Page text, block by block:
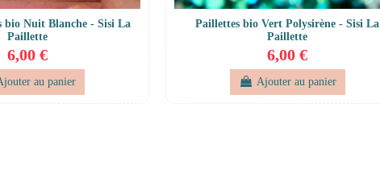
bio Nuit Blanche - Sisi La
Paillette
6,00 €
au panier
Paillettes bio Vert Polysirène - Sisi La
Paillette
6,00 €
Ajouter au panier